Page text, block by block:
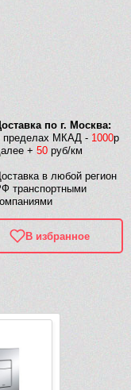
по г. Москва:
пределах МКАД - 1000р
+ 50 руб/км
в любой регион
транспортными
В избранное